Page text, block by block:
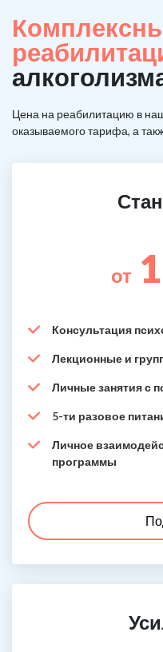
Цена на реабилитацию в
оказываемого тарифа, а
от
Консультация
Лекционные и
Личные занятия с
5-ти разовое
Личное
программы